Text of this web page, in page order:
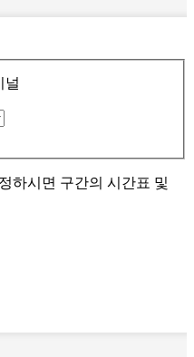
널
하시면 구간의 시간표 및